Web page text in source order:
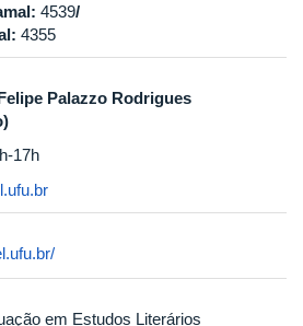
4539/
4355
Palazzo Rodrigues
17h
em Estudos Literários